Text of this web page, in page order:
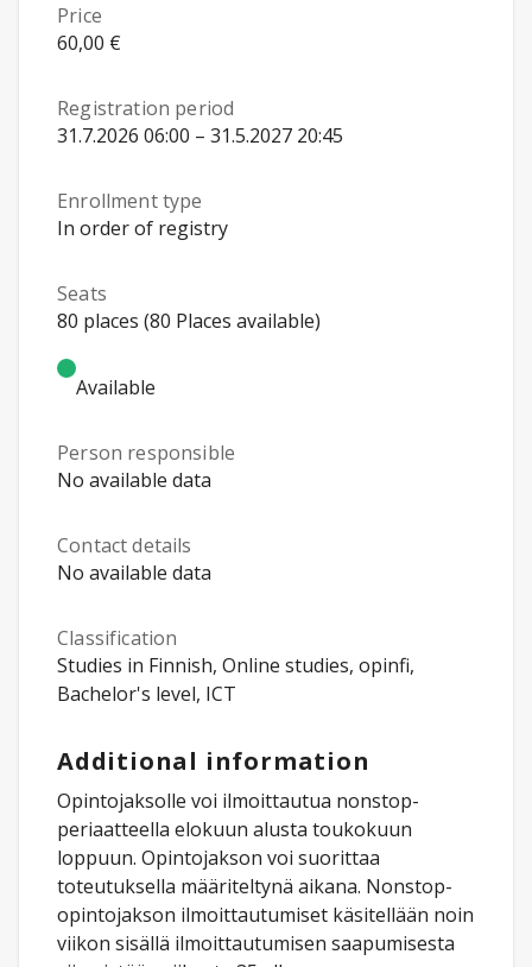
Price
60,00 €
Registration period
31.7.2026 06:00 – 31.5.2027 20:45
Enrollment type
In order of registry
Seats
80 places (80 Places available)
Available
Person responsible
No available data
Contact details
No available data
Classification
Studies in Finnish, Online studies, opinfi,
Bachelor's level, ICT
Additional information
Opintojaksolle voi ilmoittautua nonstop-
periaatteella elokuun alusta toukokuun
loppuun. Opintojakson voi suorittaa
toteutuksella määriteltynä aikana. Nonstop-
opintojakson ilmoittautumiset käsitellään noin
viikon sisällä ilmoittautumisen saapumisesta